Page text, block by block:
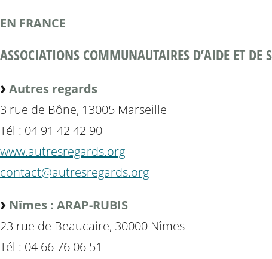
EN FRANCE
ASSOCIATIONS COMMUNAUTAIRES D’AIDE ET DE
Autres regards
3 rue de Bône, 13005 Marseille
Tél : 04 91 42 42 90
www.autresregards.org
contact@autresregards.org
Nîmes : ARAP-RUBIS
23 rue de Beaucaire, 30000 Nîmes
Tél : 04 66 76 06 51